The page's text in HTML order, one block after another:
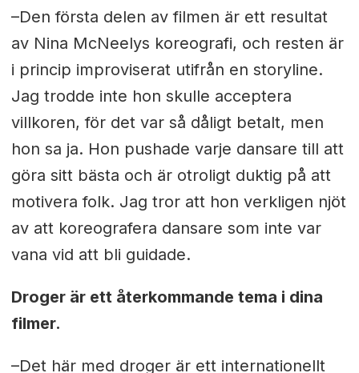
–Den första delen av filmen är ett resultat
av Nina McNeelys koreografi, och resten är
i princip improviserat utifrån en storyline.
Jag trodde inte hon skulle acceptera
villkoren, för det var så dåligt betalt, men
hon sa ja. Hon pushade varje dansare till att
göra sitt bästa och är otroligt duktig på att
motivera folk. Jag tror att hon verkligen njöt
av att koreografera dansare som inte var
vana vid att bli guidade.
Droger är ett återkommande tema i dina
filmer.
–Det här med droger är ett internationellt